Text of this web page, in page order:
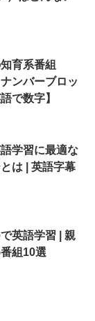
育系番組
ンバーブロッ
で数字】
学習に最適な
は | 英語字幕
英語学習 | 親
組10選